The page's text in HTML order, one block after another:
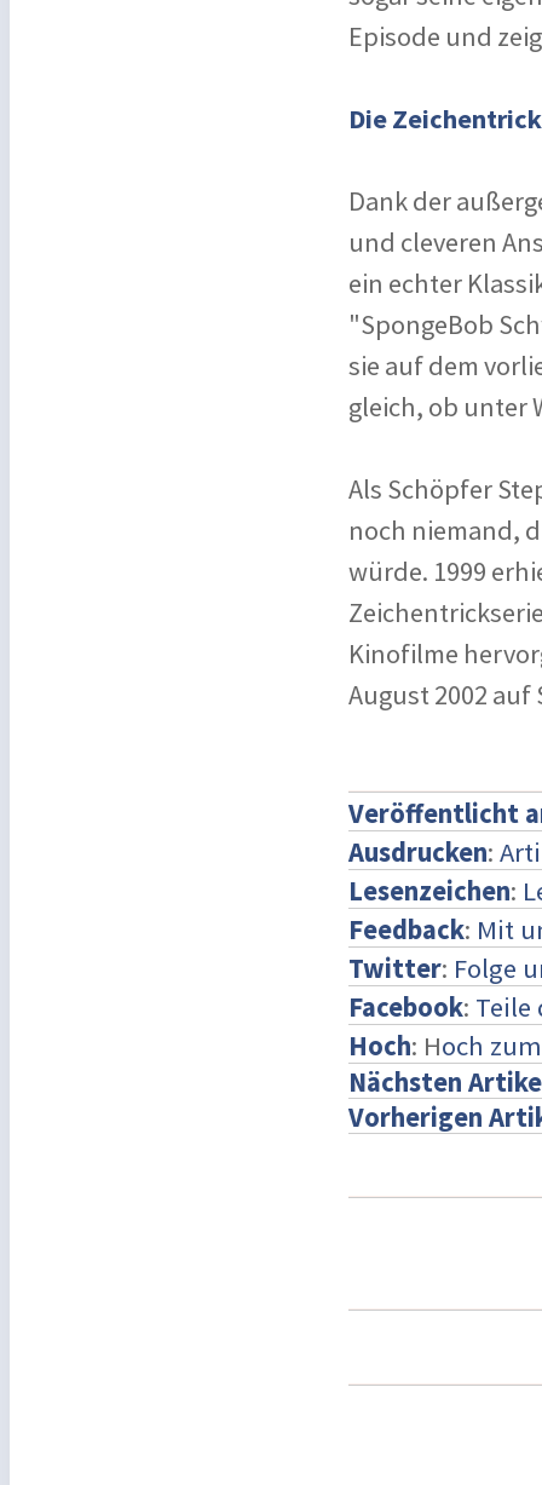
Episode und
Die
Dank der
und cleveren
ein echter
"SpongeBob
sie auf dem
gleich, ob unter
Als Schöpfer
noch niemand,
würde. 1999
Kinofilme
August 2002 auf
Veröffentlicht
Ausdrucken:
Lesenzeichen:
Feedback: Mit
Twitter: Folge
Facebook: Teile
Hoch: Hoch
Nächsten
Vorherigen